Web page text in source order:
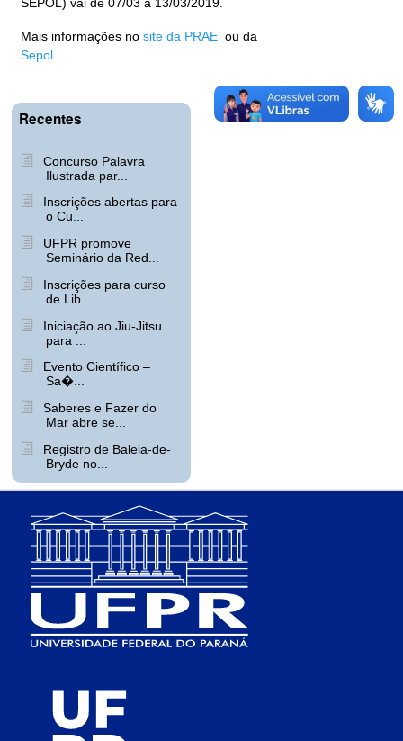
SEPOL) vai de 07/03 a 13/03/2019.
Mais informações nosite da PRAE ou da
Sepol .
Recentes
Concurso Palavra
Ilustrada par...
Inscrições abertas para
o Cu...
UFPR promove
Seminário da Red...
Inscrições para curso
de Lib...
Iniciação ao Jiu-Jitsu
para ...
Evento Científico –
Sa�...
Saberes e Fazer do
Mar abre se...
Registro de Baleia-de-
Bryde no...